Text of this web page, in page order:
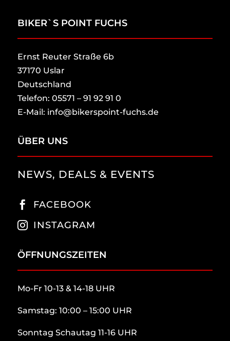
BIKER`S POINT FUCHS
Ernst Reuter Straße 6b
37170 Uslar
Deutschland
Telefon: 05571 – 91 92 91 0
E-Mail: info@bikerspoint-fuchs.de
ÜBER UNS
NEWS, DEALS & EVENTS
 FACEBOOK
 INSTAGRAM
ÖFFNUNGSZEITEN
Mo-Fr 10-13 & 14-18 UHR
Samstag: 10:00 – 15:00 UHR
Sonntag Schautag 11-16 UHR